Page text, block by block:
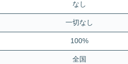
なし
一切なし
100%
全国